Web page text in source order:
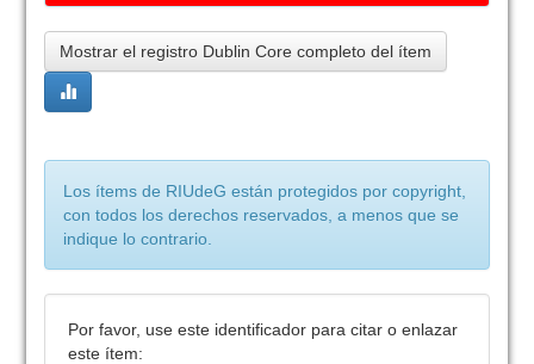
Mostrar el registro Dublin Core completo del ítem
Los ítems de RIUdeG están protegidos por copyright,
con todos los derechos reservados, a menos que se
indique lo contrario.
Por favor, use este identificador para citar o enlazar
este ítem: